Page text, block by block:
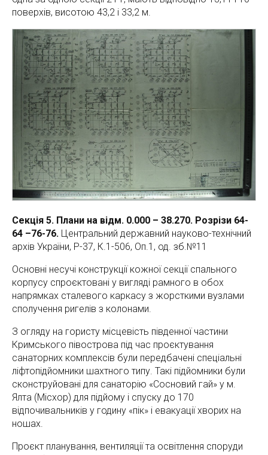
поверхів, висотою 43,2 і 33,2 м.
Секція 5. Плани на відм. 0.000 – 38.270. Розрізи 64-
64 –76-76. Центральний державний науково-технічний
архів України, Р-37, К.1-506, Оп.1, од. зб.№11
Основні несучі конструкції кожної секції спального
корпусу спроєктовані у вигляді рамного в обох
напрямках сталевого каркасу з жорсткими вузлами
сполучення ригелів з колонами.
З огляду на гористу місцевість південної частини
Кримського півострова під час проєктування
санаторних комплексів були передбачені спеціальні
ліфтопідйомники шахтного типу. Такі підйомники були
сконструйовані для санаторію «Сосновий гай» у м.
Ялта (Місхор) для підйому і спуску до 170
відпочивальників у годину «пік» і евакуації хворих на
ношах.
Проєкт планування, вентиляції та освітлення споруди